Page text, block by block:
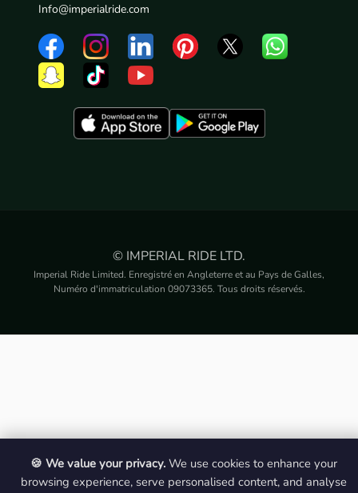
Info@imperialride.com
© IMPERIAL RIDE LTD.
Imperial Ride Limited. Enregistré en Angleterre et au Pays de Galles,
Numéro d'immatriculation 09073365. Tous droits réservés.
🍪 We value your privacy. We use cookies to enhance your
browsing experience, serve personalised content, and analyse